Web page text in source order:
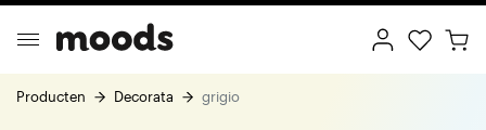
Producten Decorata grigio